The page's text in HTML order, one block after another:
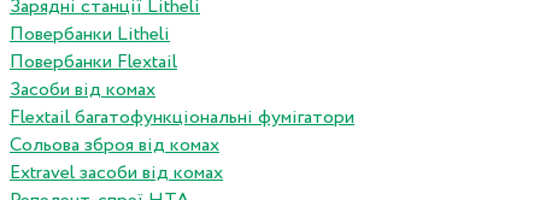
Зарядні станції Litheli
Повербанки Litheli
Повербанки Flextail
Засоби від комах
Flextail багатофункціональні фумігатори
Сольова зброя від комах
Extravel засоби від комах